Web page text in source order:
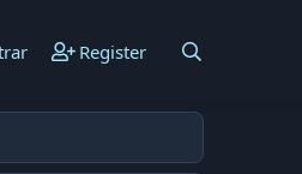
Register